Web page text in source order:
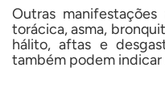
Outras
torácica, asma,
hálito, aftas e
também podem